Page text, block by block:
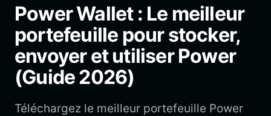
Bahasa Indonesia
ภาษาไทย
Español
Português (Brasil)
Power Wallet : Le meilleur
portefeuille pour stocker,
envoyer et utiliser Power
(Guide 2026)
Téléchargez le meilleur portefeuille Power